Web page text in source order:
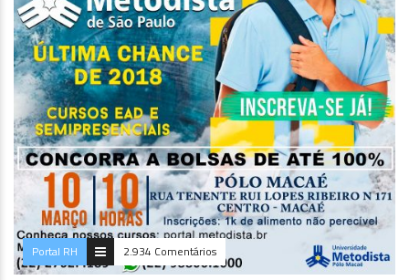
Portal RH 2.934 Comentários